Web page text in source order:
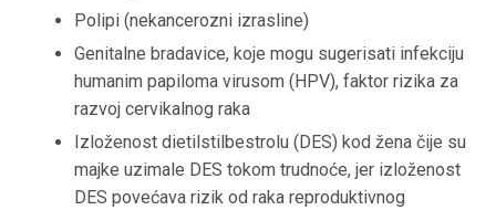
Polipi (nekancerozni izrasline)
Genitalne bradavice, koje mogu sugerisati infekciju
humanim papiloma virusom (HPV), faktor rizika za
razvoj cervikalnog raka
Izloženost dietilstilbestrolu (DES) kod žena čije su
majke uzimale DES tokom trudnoće, jer izloženost
DES povećava rizik od raka reproduktivnog